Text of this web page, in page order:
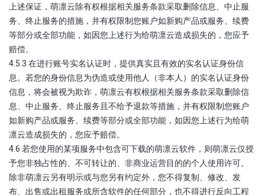
上述保证，萌凛云除有权根据相关服务条款采取删除信息、中止服
务、终止服务的措施，并有权限制您账户如新购产品或服务、续费
等部分或全部功能，如因您上述行为给萌凛云造成损失的，您应予
赔偿。
4.5.3 在进行账号实名认证时，提供真实且有效的实名认证身份信
息。若您的身份信息为伪造或使用他人（非本人）的实名认证身份
信息，将会被视为欺诈，萌凛云有权根据相关服务条款采取删除信
息、中止服务、终止服务且不给予退款等措施，并有权限制您账户
如新购产品或服务、续费等部分或全部功能，如因您上述行为给萌
凛云造成损失的，您应予赔偿。
4.6 若您使用的某项服务中包含可下载的萌凛云软件，则萌凛云仅授
予您非独占性的、不可转让的、非商业运营目的的个人使用许可。
除非萌凛云另有明示或与您另有约定外，您不得复制、修改、发
布、出售或出租服务或所含软件的任何部分，也不得进行反向工程